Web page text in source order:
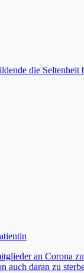
die
an Corona
auch daran zu